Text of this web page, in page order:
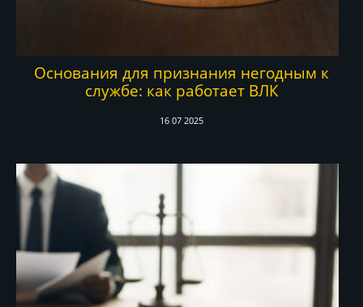
Основания для признания негодным к
службе: как работает ВЛК
16 07 2025